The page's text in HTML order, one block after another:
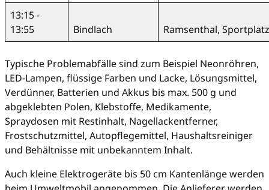
13:15 -
13:55
Bindlach Ramsenthal,
Typische Problemabfälle sind zum Beispiel Neonröhren,
LED-Lampen, flüssige Farben und Lacke, Lösungsmittel,
Verdünner, Batterien und Akkus bis max. 500 g und
abgeklebten Polen, Klebstoffe, Medikamente,
Spraydosen mit Restinhalt, Nagellackentferner,
Frostschutzmittel, Autopflegemittel, Haushaltsreiniger
und Behältnisse mit unbekanntem Inhalt.
Auch kleine Elektrogeräte bis 50 cm Kantenlänge werden